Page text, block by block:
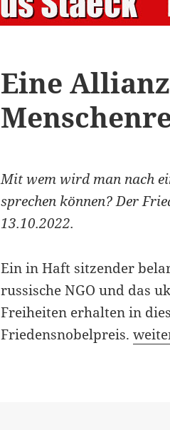
Eine
Mit wem wird man nach
sprechen können? Der
13.10.2022.
Ein in Haft sitzender
russische NGO und das
Freiheiten erhalten in
Friedensnobelpreis.Eine